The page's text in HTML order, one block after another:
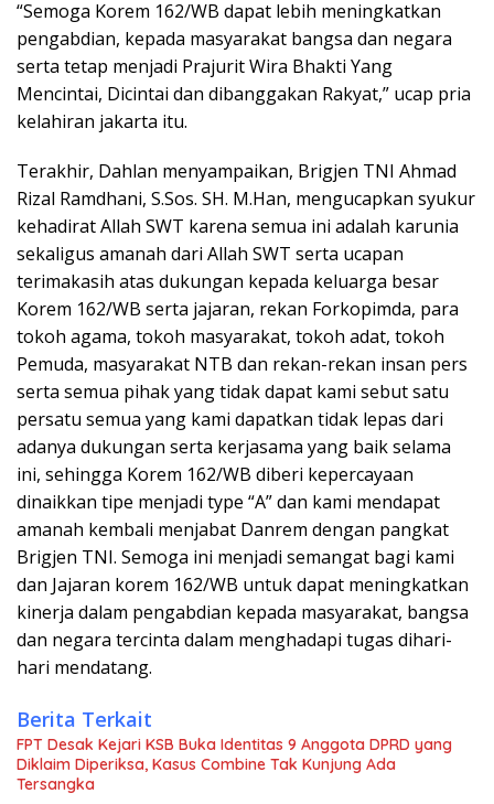
“Semoga Korem 162/WB dapat lebih meningkatkan
pengabdian, kepada masyarakat bangsa dan negara
serta tetap menjadi Prajurit Wira Bhakti Yang
Mencintai, Dicintai dan dibanggakan Rakyat,” ucap pria
kelahiran jakarta itu.
Terakhir, Dahlan menyampaikan, Brigjen TNI Ahmad
Rizal Ramdhani, S.Sos. SH. M.Han, mengucapkan syukur
kehadirat Allah SWT karena semua ini adalah karunia
sekaligus amanah dari Allah SWT serta ucapan
terimakasih atas dukungan kepada keluarga besar
Korem 162/WB serta jajaran, rekan Forkopimda, para
tokoh agama, tokoh masyarakat, tokoh adat, tokoh
Pemuda, masyarakat NTB dan rekan-rekan insan pers
serta semua pihak yang tidak dapat kami sebut satu
persatu semua yang kami dapatkan tidak lepas dari
adanya dukungan serta kerjasama yang baik selama
ini, sehingga Korem 162/WB diberi kepercayaan
dinaikkan tipe menjadi type “A” dan kami mendapat
amanah kembali menjabat Danrem dengan pangkat
Brigjen TNI. Semoga ini menjadi semangat bagi kami
dan Jajaran korem 162/WB untuk dapat meningkatkan
kinerja dalam pengabdian kepada masyarakat, bangsa
dan negara tercinta dalam menghadapi tugas dihari-
hari mendatang.
Berita Terkait
FPT Desak Kejari KSB Buka Identitas 9 Anggota DPRD yang
Diklaim Diperiksa, Kasus Combine Tak Kunjung Ada
Tersangka